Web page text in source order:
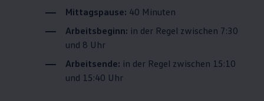
Mittagspause: 40 Minuten
Arbeitsbeginn: in der Regel zwischen 7:30
und 8 Uhr
Arbeitsende: in der Regel zwischen 15:10
und 15:40 Uhr